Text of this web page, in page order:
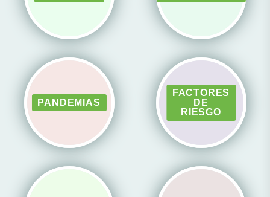
PANDEMIAS
FACTORES
DE
RIESGO